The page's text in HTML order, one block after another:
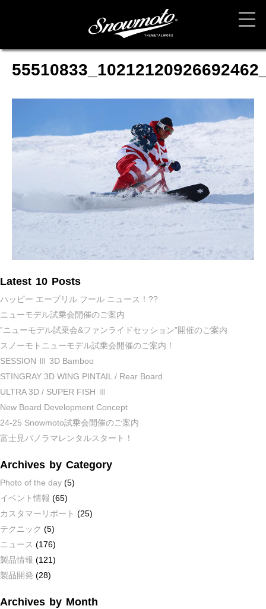
Latest 10 Posts
ハッピー エープリル フール ニュース！??
ニューモデル試乗会開催のご案内
”ニューモデル試乗会&ファンライドセッション”開催のご案内
スノーモトニューモデル試乗会開催のご案内！
SESSION Ⅲ 3D Bamboo
STINGRAY 3D WING PINTAIL / Rear Board
ULTRA 3D / SUPER FISH Ⅲ
New Board Development Concept
24-25 Snowmoto試乗会開催のご案内
富士見パノラマレンタルスタート！
Archives by Category
Photo of the day (5)
イベント情報 (65)
カスタマーリポート (25)
テクニック (5)
ニュース (176)
製品情報 (121)
製品開発 (28)
Archives by Month